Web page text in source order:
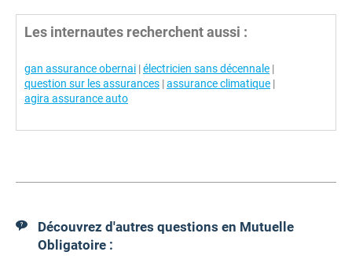
Les internautes recherchent aussi :
gan assurance obernai |électricien sans décennale |
question sur les assurances |assurance climatique |
agira assurance auto
Découvrez d'autres questions en Mutuelle
Obligatoire :